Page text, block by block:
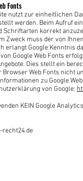
Fonts
nutzt zur einheitlichen
werden. Beim Aufruf
Schriftarten korrekt
Zweck muss der von
erlangt Google Kenntnis
Google Web Fonts
Dies stellt ein
Browser Web Fonts nicht
zu Google
von Google:
KEIN Google
recht24.de